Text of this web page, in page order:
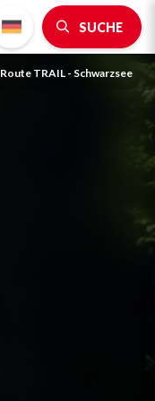
SUCHE
Route TRAIL - Schwarzsee